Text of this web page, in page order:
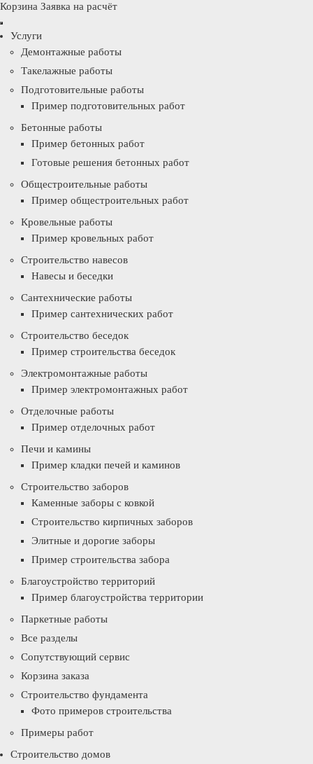
Корзина Заявка на расчёт
Услуги
Демонтажные работы
Такелажные работы
Подготовительные работы
Пример подготовительных работ
Бетонные работы
Пример бетонных работ
Готовые решения бетонных работ
Общестроительные работы
Пример общестроительных работ
Кровельные работы
Пример кровельных работ
Строительство навесов
Навесы и беседки
Сантехнические работы
Пример сантехнических работ
Строительство беседок
Пример строительства беседок
Электромонтажные работы
Пример электромонтажных работ
Отделочные работы
Пример отделочных работ
Печи и камины
Пример кладки печей и каминов
Строительство заборов
Каменные заборы с ковкой
Строительство кирпичных заборов
Элитные и дорогие заборы
Пример строительства забора
Благоустройство территорий
Пример благоустройства территории
Паркетные работы
Все разделы
Сопутствующий сервис
Корзина заказа
Строительство фундамента
Фото примеров строительства
Примеры работ
Строительство домов